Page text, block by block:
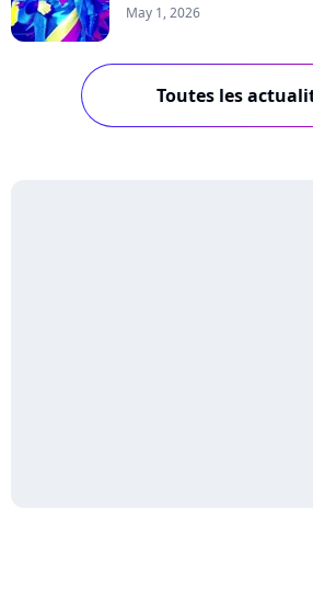
May 1, 2026
Toutes les